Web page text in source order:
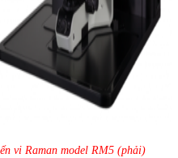
vi Raman model RM5 (phải)